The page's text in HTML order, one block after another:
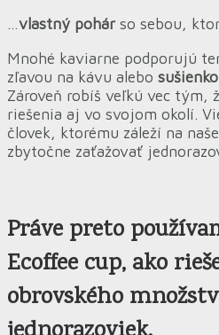
…vlastný pohár so sebou,
Mnohé kaviarne podporujú
zľavou na kávu alebo
Zároveň robíš veľkú vec tým,
riešenia aj vo svojom okolí.
človek, ktorému záleží na
zbytočne zaťažovať
Práve preto
Ecoffee cup, ako
obrovského